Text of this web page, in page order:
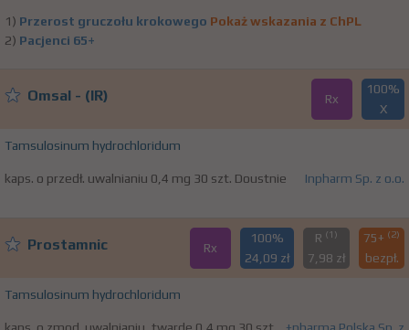
1) Przerost gruczołu krokowego Pokaż wskazania z ChPL
2) Pacjenci 65+
Omsal - (IR) Rx
100%
X
Tamsulosinum hydrochloridum
kaps. o przedł. uwalnianiu 0,4 mg 30 szt. Doustnie Inpharm Sp. z o.o.
Prostamnic Rx
100%
24,09 zł
R (1)
7,98 zł
75+ (2)
bezpł.
Tamsulosinum hydrochloridum